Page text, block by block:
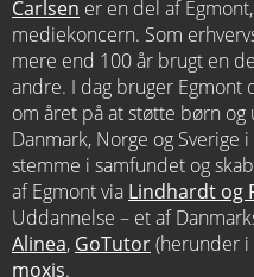
Carlsen er en del af
mediekoncern. Som
mere end 100 år brugt en
andre. I dag bruger
om året på at støtte børn
Danmark, Norge og Sverige
stemme i samfundet og
af Egmont via Lindhardt og
Uddannelse – et af
Alinea, GoTutor(herunder i
moxis.